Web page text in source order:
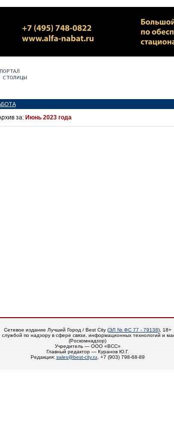
за: Июнь 2023 года
Сетевое издание Лучший Город / Best City (ЭЛ № ФС 77 - 79138), 18+
по надзору в сфере связи, информационных технологий и
(Роскомнадзор)
Учредитель — ООО «ВСС»
Главный редактор — Куранов Ю.Г.
Редакция: sales@best-city.ru , +7 (903) 798-68-89